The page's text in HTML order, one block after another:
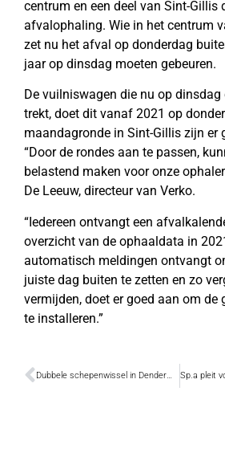
centrum en een deel van Sint-Gillis
afvalophaling. Wie in het centrum
zet nu het afval op donderdag
jaar op dinsdag moeten gebeuren.
De vuilniswagen die nu op
trekt, doet dit vanaf 2021 op
maandagronde in Sint-Gillis zijn er
“Door de rondes aan te passen,
belastend maken voor onze
De Leeuw, directeur van Verko.
“Iedereen ontvangt een
overzicht van de ophaaldata in
automatisch meldingen ontvangt
juiste dag buiten te zetten en zo
vermijden, doet er goed aan om de
te installeren.”
Dubbele schepenwissel in Dendermonde